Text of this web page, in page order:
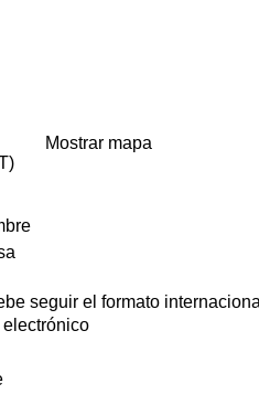
Mostrar mapa
seguir el formato